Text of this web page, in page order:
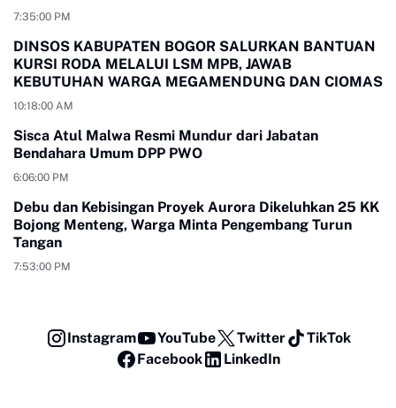
7:35:00 PM
DINSOS KABUPATEN BOGOR SALURKAN BANTUAN
KURSI RODA MELALUI LSM MPB, JAWAB
KEBUTUHAN WARGA MEGAMENDUNG DAN CIOMAS
10:18:00 AM
Sisca Atul Malwa Resmi Mundur dari Jabatan
Bendahara Umum DPP PWO
6:06:00 PM
Debu dan Kebisingan Proyek Aurora Dikeluhkan 25 KK
Bojong Menteng, Warga Minta Pengembang Turun
Tangan
7:53:00 PM
Instagram YouTube Twitter
TikTok
Facebook
LinkedIn